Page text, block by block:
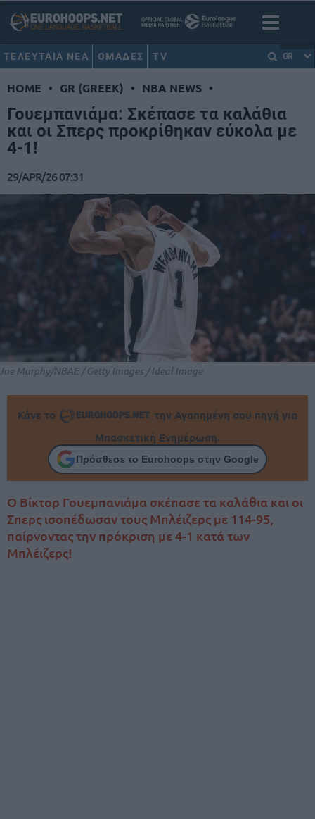
ΤΕΛΕΥΤΑΙΑ ΝΕΑ ΟΜΑΔΕΣ TV GR
HOME • GR (GREEK) • NBA NEWS •
Γουεμπανιάμα: Σκέπασε τα καλάθια
και οι Σπερς προκρίθηκαν εύκολα με
4-1!
29/APR/26 07:31
Murphy/NBAE / Getty Images / Ideal Image
Κάνε το
την Αγαπημένη σου πηγή για
Μπασκετική Ενημέρωση.
Πρόσθεσε το Eurohoops στην Google
Ο Βίκτορ Γουεμπανιάμα σκέπασε τα καλάθια και οι
Σπερς ισοπέδωσαν τους Μπλέιζερς με 114-95,
παίρνοντας την πρόκριση με 4-1 κατά των
Μπλέιζερς!